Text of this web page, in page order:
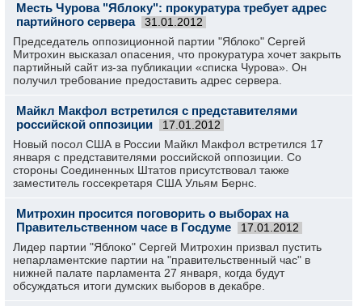
Месть Чурова "Яблоку": прокуратура требует адрес
партийного сервера
31.01.2012
Председатель оппозиционной партии "Яблоко" Сергей
Митрохин высказал опасения, что прокуратура хочет закрыть
партийный сайт из-за публикации «списка Чурова». Он
получил требование предоставить адрес сервера.
Майкл Макфол встретился с представителями
российской оппозиции
17.01.2012
Новый посол США в России Майкл Макфол встретился 17
января с представителями российской оппозиции. Со
стороны Соединенных Штатов присутствовал также
заместитель госсекретаря США Ульям Бернс.
Митрохин просится поговорить о выборах на
Правительственном часе в Госдуме
17.01.2012
Лидер партии "Яблоко" Сергей Митрохин призвал пустить
непарламентские партии на "правительственный час" в
нижней палате парламента 27 января, когда будут
обсуждаться итоги думских выборов в декабре.